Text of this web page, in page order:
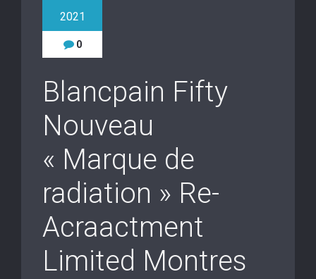
2021
0
Blancpain Fifty
Nouveau
« Marque de
radiation » Re-
Acraactment
Limited Montres